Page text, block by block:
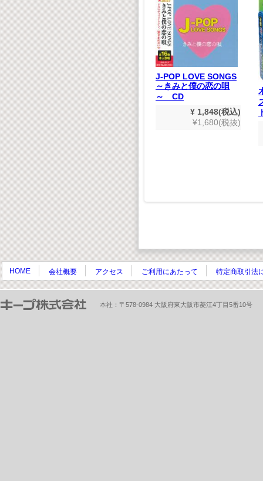
いうえ
税込)
税抜)
ものしり鉄道図鑑(ハ
イビジョン)
¥ 1,980(税込)
¥1,800(税抜)
J-POP LOVE SONGS
～きみと僕の恋の唄
～ CD
¥ 1,848(税込)
¥1,680(税抜)
HOME 会社概要 アクセス ご利用にあたって 特定商取引法
本社：〒578-0984 大阪府東大阪市菱江4丁目5番10号